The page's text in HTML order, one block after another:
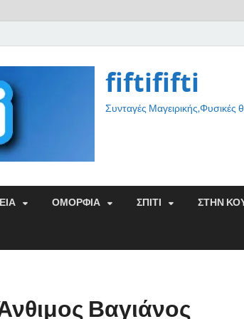
fiftififti
Συνταγές Μαγειρικής,Φυσικές
ΟΜΟΡΦΙΑ ΣΠΙΤΙ ΣΤΗΝ
Βαγιάνος